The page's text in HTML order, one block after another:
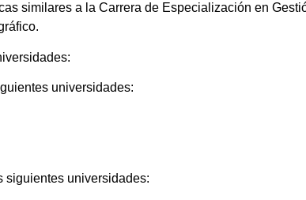
similares a la Carrera de Especialización en
universidades:
siguientes universidades: